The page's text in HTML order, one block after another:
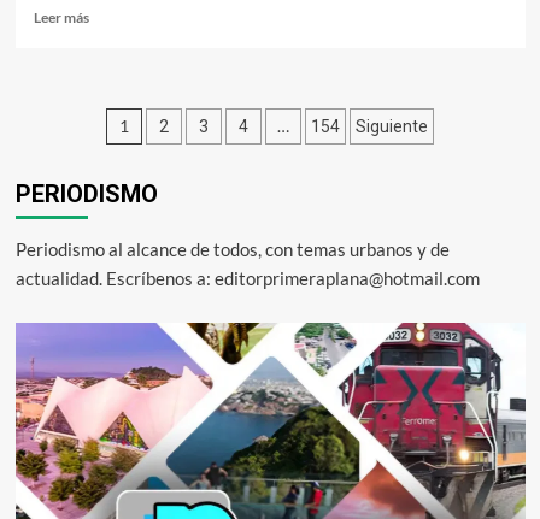
Leer másLeer
Campaña
entrega
insumos
de
menstrual
Paginación
entradas
1 2 3 4 … 154 Siguiente
PERIODISMO
Periodismo al alcance de todos, con temas urbanos y de
actualidad. Escríbenos a: editorprimeraplana@hotmail.com